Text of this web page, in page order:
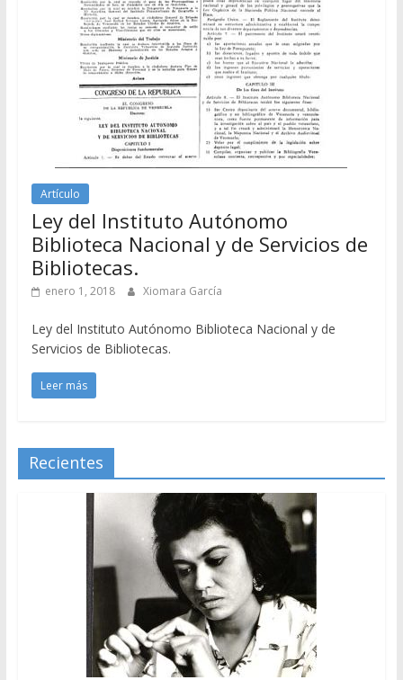
Artículo
Ley del Instituto Autónomo
Biblioteca Nacional y de Servicios de
Bibliotecas.
enero 1, 2018 Xiomara García
Ley del Instituto Autónomo Biblioteca Nacional y de
Servicios de Bibliotecas.
Leer más
Recientes